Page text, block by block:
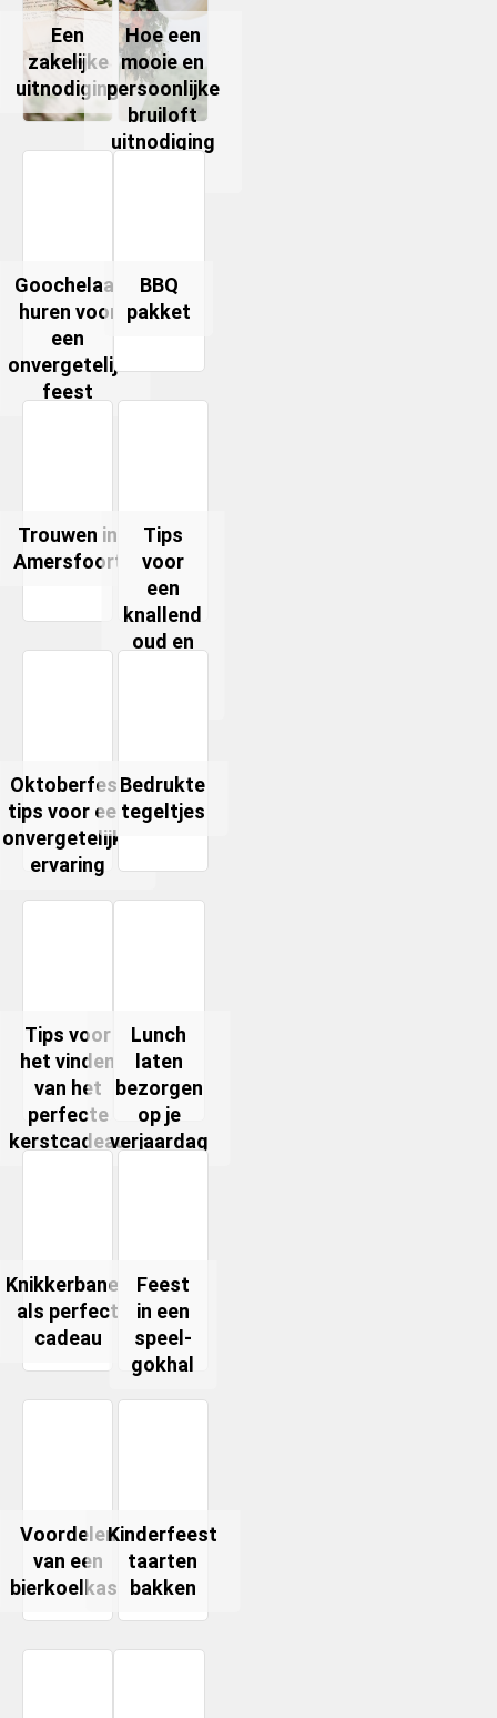
Een
zakelijke
uitnodiging
Hoe een
mooie en
persoonlijke
bruiloft
uitnodiging
Goochelaar
huren voor
een
onvergetelijk
feest
BBQ
pakket
Trouwen in
Amersfoort
Tips
voor
een
knallend
oud en
Oktoberfest
tips voor een
onvergetelijke
ervaring
Bedrukte
tegeltjes
Tips voor
het vinden
van het
perfecte
kerstcadeau
Lunch
laten
bezorgen
op je
verjaardag
Knikkerbanen
als perfect
cadeau
Feest
in een
speel-
gokhal
Voordelen
van een
bierkoelkast
Kinderfeest
taarten
bakken